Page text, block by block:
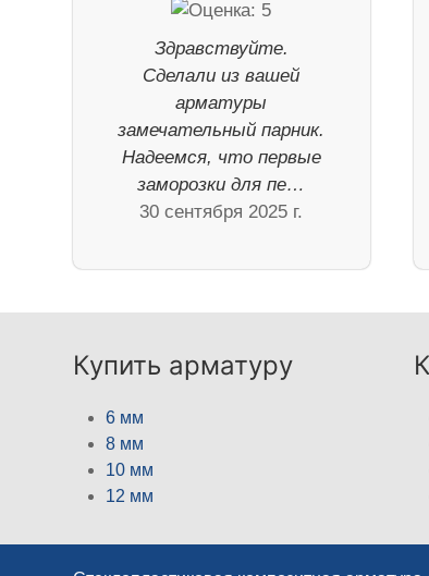
Здравствуйте.
Сделали из вашей
арматуры
замечательный парник.
Надеемся, что первые
заморозки для пе…
30 сентября 2025 г.
Купить арматуру
6 мм
8 мм
10 мм
12 мм